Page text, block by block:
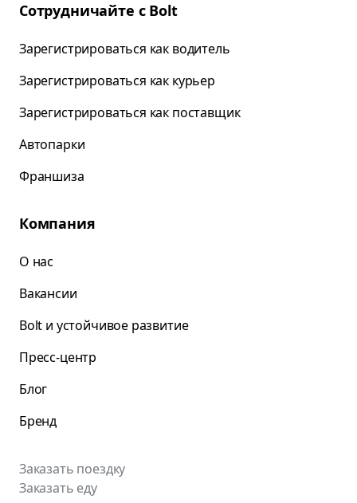
Сотрудничайте с Bolt
Зарегистрироваться как водитель
Зарегистрироваться как курьер
Зарегистрироваться как поставщик
Автопарки
Франшиза
Компания
О нас
Вакансии
Bolt и устойчивое развитие
Пресс-центр
Блог
Бренд
Заказать поездку
Заказать еду